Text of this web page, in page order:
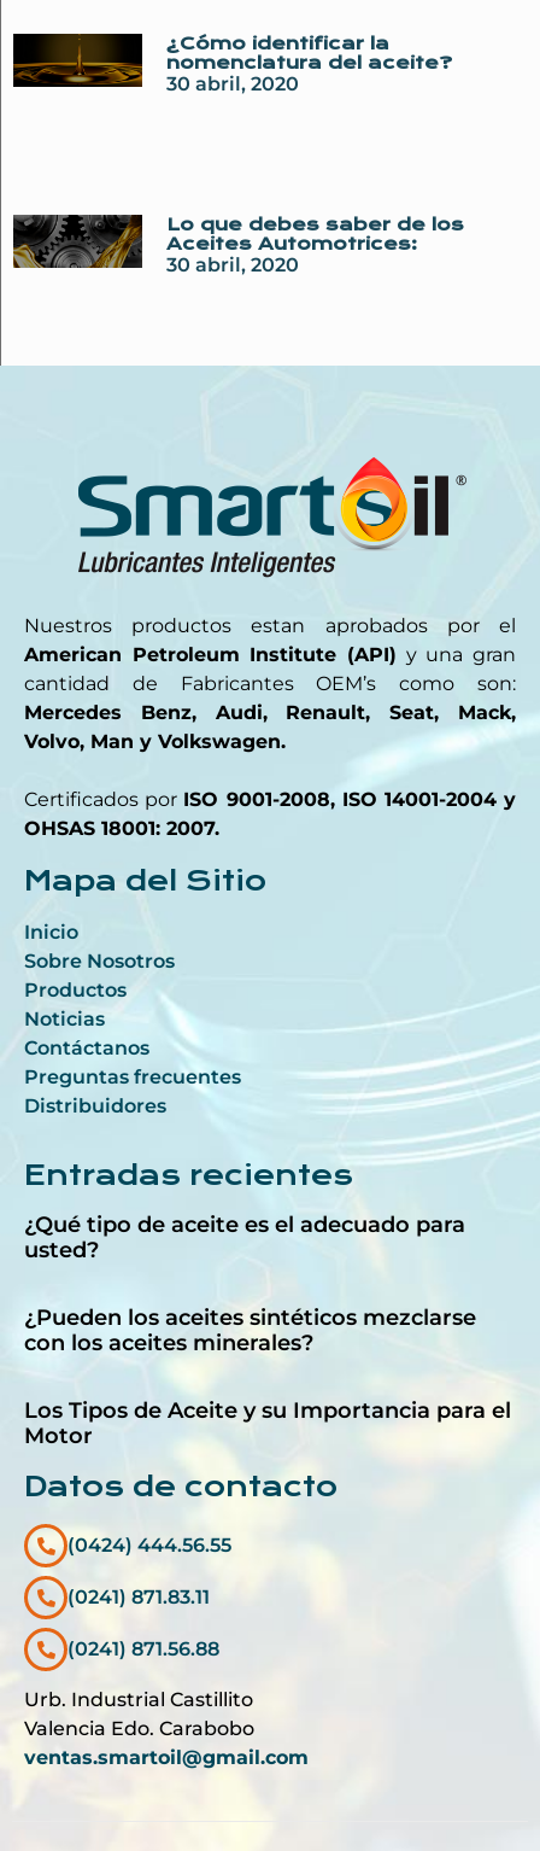
¿Cómo identificar la
nomenclatura del aceite?
30 abril, 2020
Lo que debes saber de los
Aceites Automotrices:
30 abril, 2020
Nuestros productos estan aprobados por el
American Petroleum Institute (API) y una gran
cantidad de Fabricantes OEM’s como son:
Mercedes Benz, Audi, Renault, Seat, Mack,
Volvo, Man y Volkswagen.
Certificados por ISO 9001-2008, ISO 14001-2004 y
OHSAS 18001: 2007.
Mapa del Sitio
Inicio
Sobre Nosotros
Productos
Noticias
Contáctanos
Preguntas frecuentes
Distribuidores
Entradas recientes
¿Qué tipo de aceite es el adecuado para
usted?
¿Pueden los aceites sintéticos mezclarse
con los aceites minerales?
Los Tipos de Aceite y su Importancia para el
Motor
Datos de contacto
(0424) 444.56.55
(0241) 871.83.11
(0241) 871.56.88
Urb. Industrial Castillito
Valencia Edo. Carabobo
ventas.smartoil@gmail.com